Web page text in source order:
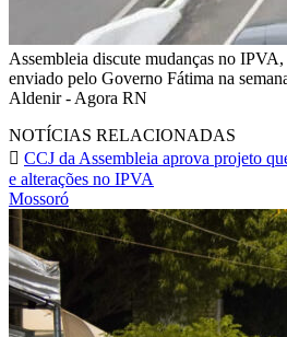
Assembleia discute mudanças no
enviado pelo Governo Fátima na
Aldenir - Agora RN
NOTÍCIAS RELACIONADAS
CCJ da Assembleia aprova projeto
e alterações no IPVA
Mossoró